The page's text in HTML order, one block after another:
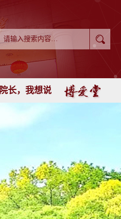
院长，我想说